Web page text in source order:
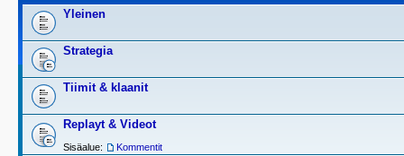
Yleinen
Strategia
Tiimit & klaanit
Replayt & Videot
Sisäalue: Kommentit